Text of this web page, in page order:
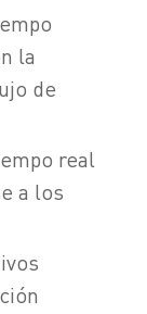
la
de
real
a los